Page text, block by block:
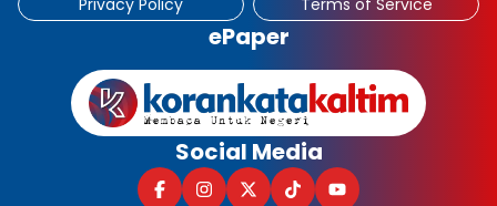
Privacy Policy
Terms of Service
ePaper
Social Media